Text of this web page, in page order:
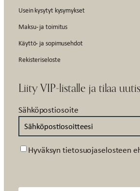
Usein kysytyt kysymykset
Maksu- ja toimitus
Käyttö- ja sopimusehdot
Rekisteriseloste
Liity VIP-listalle ja tilaa
Sähköpostiosoite
Suostumus
Hyväksyn tietosuojaselosteen